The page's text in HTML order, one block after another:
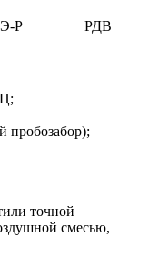
Р РДВ
пробозабор);
точной
смесью,